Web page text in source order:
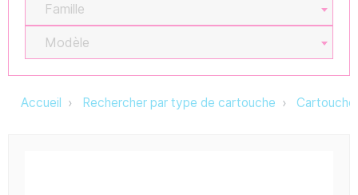
Famille
Modèle
Accueil Rechercher par type de cartouche